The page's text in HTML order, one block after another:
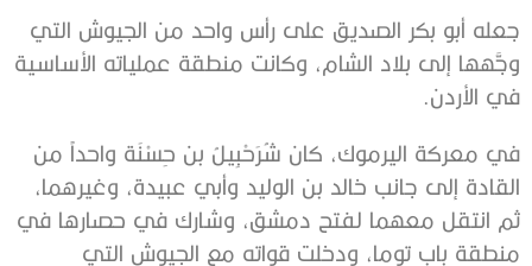
جعله أبو بكر الصديق على رأس واحد من الجيوش التي
وجَّهها إلى بلاد الشام، وكانت منطقة عملياته الأساسية
في الأردن.
في معركة اليرموك، كان شُرَحْبِيلُ بن حِسْنَة واحداً من
القادة إلى جانب خالد بن الوليد وأبي عبيدة، وغيرهما،
ثم انتقل معهما لفتح دمشق، وشارك في حصارها في
منطقة باب توما، ودخلت قواته مع الجيوش التي